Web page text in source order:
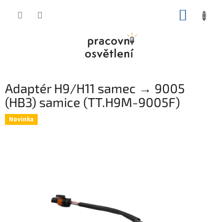
Adaptér H9/H11 samec → 9005
(HB3) samice (TT.H9M-9005F)
Novinka